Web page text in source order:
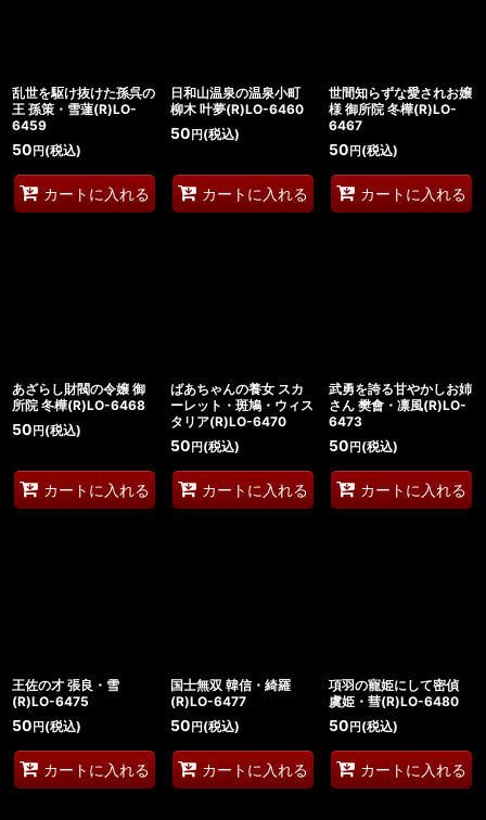
乱世を駆け抜けた孫呉の
王 孫策・雪蓮(R)LO-
6459
50 円 (税込)
カートに入れる
日和山温泉の温泉小町
柳木 叶夢(R)LO-6460
50 円(税込)
カートに入れる
世間知らずな愛されお嬢
様 御所院 冬樺(R)LO-
6467
50 円(税込)
カートに入れる
あざらし財閥の令嬢 御
所院 冬樺(R)LO-6468
50 円 (税込)
カートに入れる
ばあちゃんの養女 スカ
ーレット・斑鳩・ウィス
タリア(R)LO-6470
50 円(税込)
カートに入れる
武勇を誇る甘やかしお姉
さん 樊會・凛風(R)LO-
6473
50 円(税込)
カートに入れる
王佐の才 張良・雪
(R)LO-6475
50 円 (税込)
カートに入れる
国士無双 韓信・綺羅
(R)LO-6477
50 円(税込)
カートに入れる
項羽の寵姫にして密偵
虞姫・彗(R)LO-6480
50 円(税込)
カートに入れる